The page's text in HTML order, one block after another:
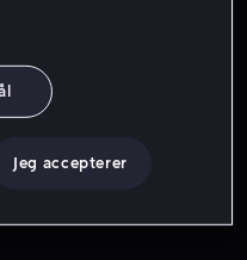
Jeg accepterer